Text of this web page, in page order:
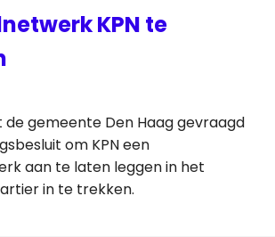
KPN te
gemeente Den Haag gevraagd
om KPN een
aan te laten leggen in het
in te trekken.